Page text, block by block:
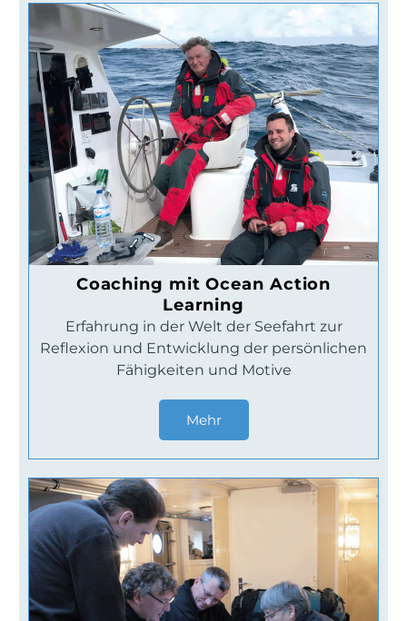
Coaching mit Ocean Action
Learning
Erfahrung in der Welt der Seefahrt zur
Reflexion und Entwicklung der persönlichen
Fähigkeiten und Motive
Mehr